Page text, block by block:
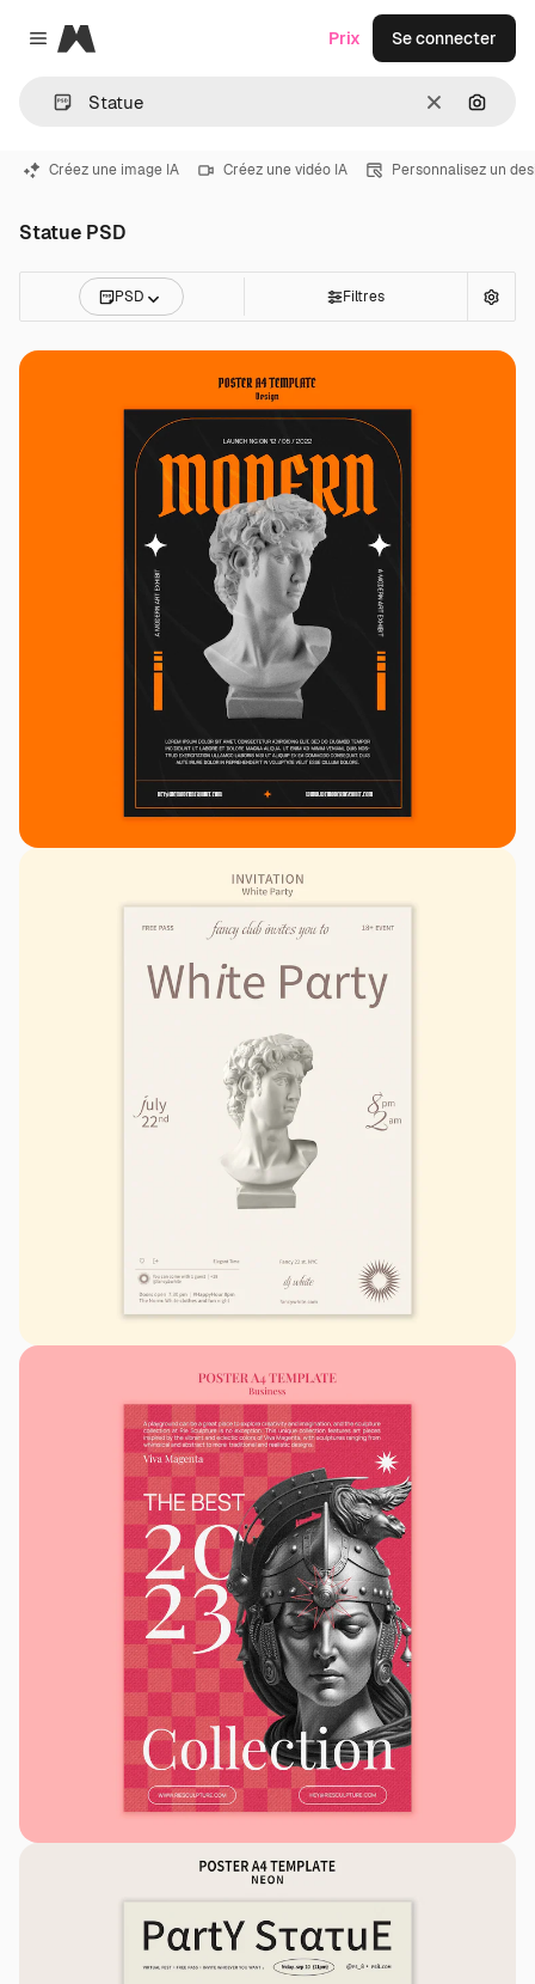
Close menu
Magnific
Effacer
Prix Se connecter
Créez une image IA Créez une vidéo IA Personnalisez un
Statue PSD
PSD Filtres